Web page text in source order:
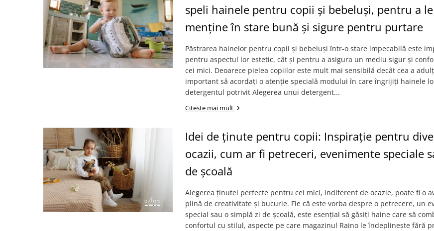
speli hainele pentru copii și bebeluși, pentru a le
menține în stare bună și sigure pentru purtare
Păstrarea hainelor pentru copii și bebeluși într-o stare impecabilă este
pentru aspectul lor estetic, cât și pentru a asigura un mediu sigur și
cei mici. Deoarece pielea copiilor este mult mai sensibilă decât cea a
important să acordați o atenție specială modului în care îngrijiți hainele
detergentul potrivit Alegerea unui detergent...
Citeste mai mult
Idei de ținute pentru copii: Inspirație pentru
ocazii, cum ar fi petreceri, evenimente speciale
de școală
Alegerea ținutei perfecte pentru cei mici, indiferent de ocazie, poate fi o
plină de creativitate și bucurie. Fie că este vorba despre o petrecere, un
special sau o simplă zi de școală, este esențial să găsiți haine care să
confortul cu stilul, aspecte pe care magazinul Raino le îndeplinește fără